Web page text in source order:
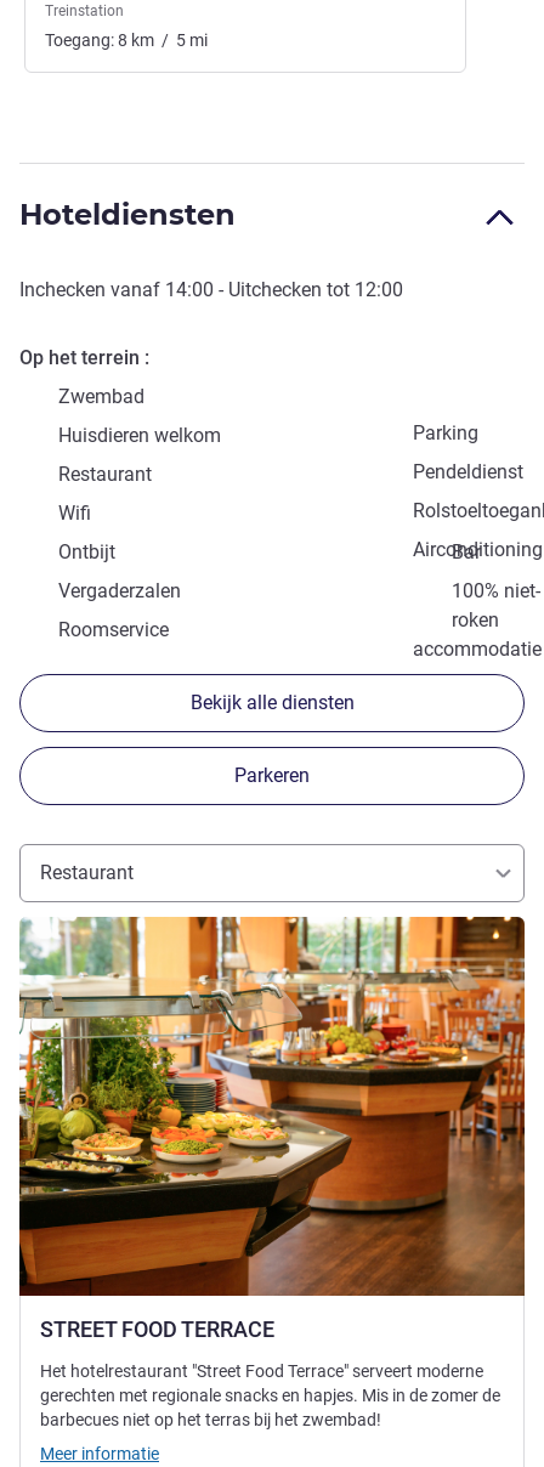
Treinstation
Toegang:8 km / 5 mi
Hoteldiensten
Inchecken vanaf 14:00 - Uitchecken tot 12:00
Op het terrein
Zwembad
Parking
Huisdieren welkom
Pendeldienst
Restaurant
Wifi
Airconditioning
Ontbijt
Bar
Vergaderzalen
100% niet-
roken
accommodatie
Roomservice
Bekijk alle diensten
Parkeren
Restaurant
STREET FOOD TERRACE
Meer informatie
Het hotelrestaurant "Street Food Terrace" serveert moderne
gerechten met regionale snacks en hapjes. Mis in de zomer de
barbecues niet op het terras bij het zwembad!
Meer informatie